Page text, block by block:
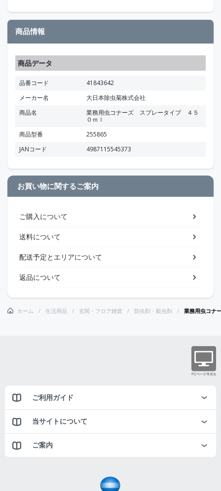
商品情報
商品データ
品番コード
41843642
メーカー名
大日本除虫菊株式会社
商品名
業務用虫コナーズ スプレータイプ ４５
０ｍｌ
商品型番
255865
JANコード
4987115545373
お買い物に関するご案内
ご購入について
送料について
配送予定とエリアについて
返品について
ホーム 生活用品 玄関・フロア雑貨 防虫剤・殺虫剤 業務用虫コナ
ご利用ガイド
当サイトについて
ご案内